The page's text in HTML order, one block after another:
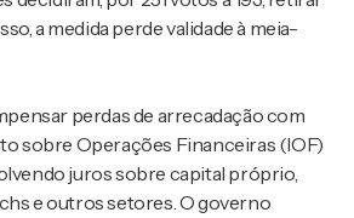
a medida perde validade à meia-
perdas de arrecadação com
sobre Operações Financeiras (IOF)
juros sobre capital próprio,
e outros setores. O governo